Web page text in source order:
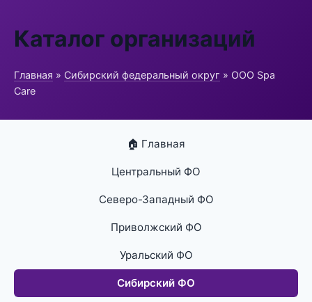
Каталог организаций
Главная » Сибирский федеральный округ » ООО Spa
Care
🏠 Главная
Центральный ФО
Северо-Западный ФО
Приволжский ФО
Уральский ФО
Сибирский ФО